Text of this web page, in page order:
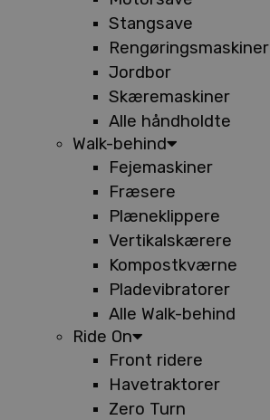
Stangsave
Rengøringsmaskiner
Jordbor
Skæremaskiner
Alle håndholdte
Walk-behind
Fejemaskiner
Fræsere
Plæneklippere
Vertikalskærere
Kompostkværne
Pladevibratorer
Alle Walk-behind
Ride On
Front ridere
Havetraktorer
Zero Turn